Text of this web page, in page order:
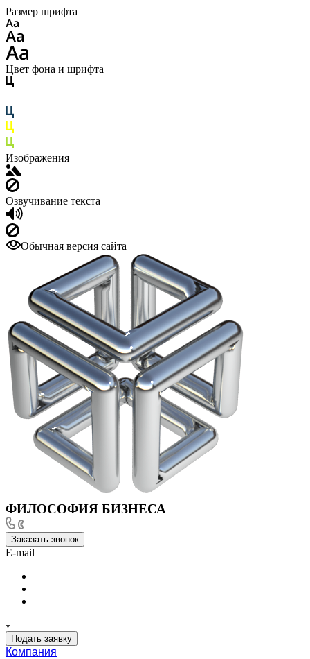
Размер шрифта
Цвет фона и шрифта
Изображения
Озвучивание текста
Обычная версия сайта
ФИЛОСОФИЯ БИЗНЕСА
Заказать звонок
E-mail
Подать заявку
Компания